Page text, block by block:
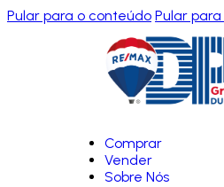
Pular para o conteúdo Pular
Comprar
Vender
Sobre Nós